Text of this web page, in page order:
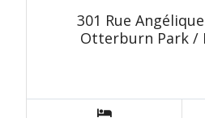
301 Rue
Otterburn Park /